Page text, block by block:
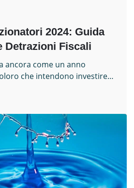
2024: Guida
Detrazioni Fiscali
ancora come un anno
che intendono investire…